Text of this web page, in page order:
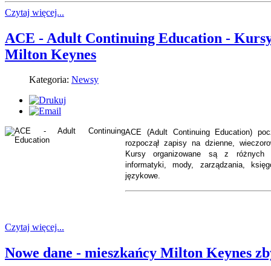
Czytaj więcej...
ACE - Adult Continuing Education -
Milton Keynes
Kategoria: Newsy
ACE (Adult Continuing Education)
rozpoczął zapisy na dzienne,
Kursy organizowane są z różnych
informatyki, mody, zarządzania,
językowe.
Czytaj więcej...
Nowe dane - mieszkańcy Milton Keynes